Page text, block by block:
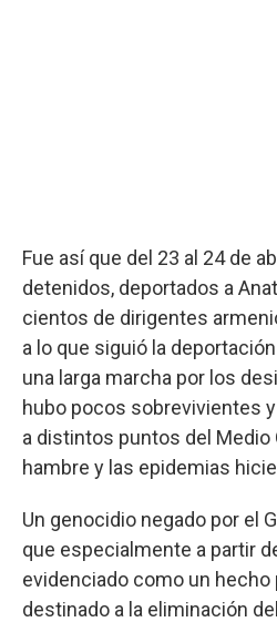
Fue así que del 23 al 24 de
detenidos, deportados a
cientos de dirigentes
a lo que siguió la
una larga marcha por los
hubo pocos sobrevivientes
a distintos puntos del Medio
hambre y las epidemias
Un genocidio negado por el
que especialmente a partir
evidenciado como un hecho
destinado a la eliminación